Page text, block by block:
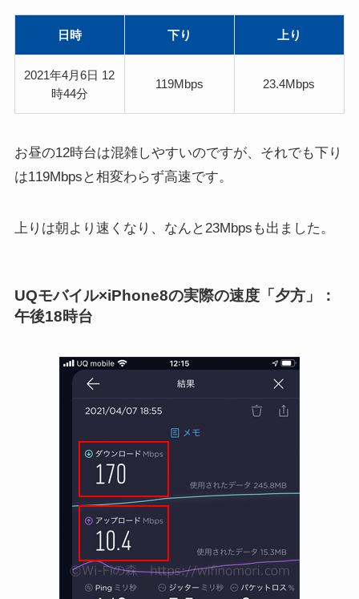
日時 下り 上り
2021年4月6日 12
時44分
119Mbps 23.4Mbps
お昼の12時台は混雑しやすいのですが、それでも下り
は119Mbpsと相変わらず高速です。
上りは朝より速くなり、なんと23Mbpsも出ました。
UQモバイル×iPhone8の実際の速度「夕方」：
午後18時台